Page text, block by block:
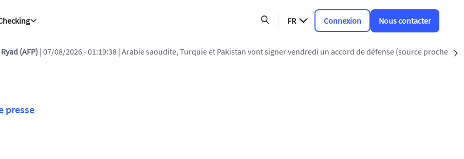
FR Connexion Nous contacter
| Arabie saoudite, Turquie et Pakistan vont signer vendredi un accord de défense (source proche de l'armée)
presse